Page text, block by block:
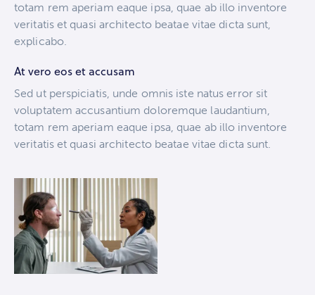
totam rem aperiam eaque ipsa, quae ab illo inventore
veritatis et quasi architecto beatae vitae dicta sunt,
explicabo.
At vero eos et accusam
Sed ut perspiciatis, unde omnis iste natus error sit
voluptatem accusantium doloremque laudantium,
totam rem aperiam eaque ipsa, quae ab illo inventore
veritatis et quasi architecto beatae vitae dicta sunt.